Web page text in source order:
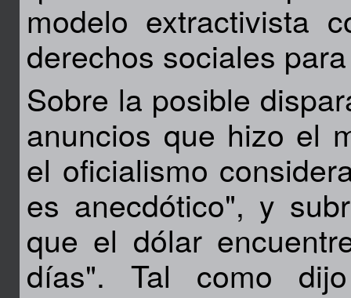
modelo extractivista
derechos sociales
Sobre la posible
anuncios que hizo el
el oficialismo
es anecdótico", y
que el dólar
días". Tal como